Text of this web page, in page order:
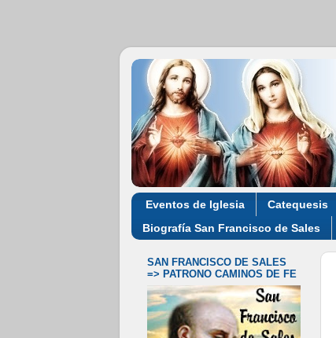
Eventos de Iglesia Catequesis
Biografía San Francisco de Sales
SAN FRANCISCO DE SALES
=> PATRONO CAMINOS DE FE